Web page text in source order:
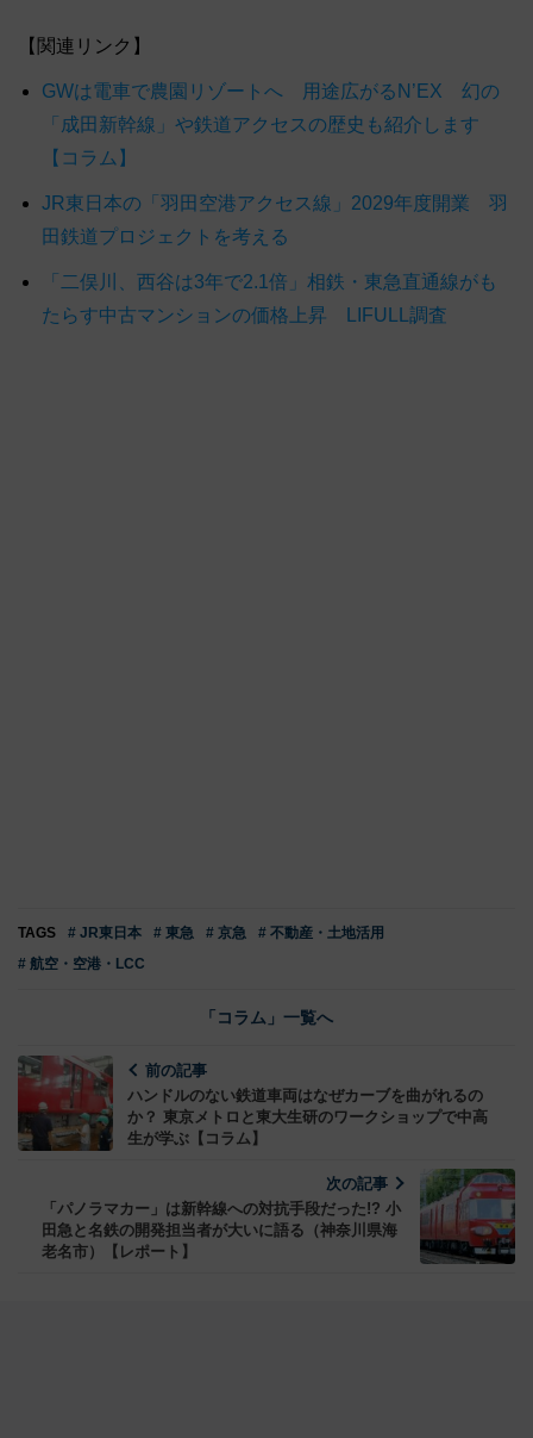
【関連リンク】
GWは電車で農園リゾートへ 用途広がるN’EX 幻の
「成田新幹線」や鉄道アクセスの歴史も紹介します
【コラム】
JR東日本の「羽田空港アクセス線」2029年度開業 羽
田鉄道プロジェクトを考える
「二俣川、西谷は3年で2.1倍」相鉄・東急直通線がも
たらす中古マンションの価格上昇 LIFULL調査
TAGS # JR東日本 # 東急 # 京急
# 不動産・土地活用
# 航空・空港・LCC
「コラム」一覧へ
前の記事
ハンドルのない鉄道車両はなぜカーブを曲がれるの
か？ 東京メトロと東大生研のワークショップで中高
生が学ぶ【コラム】
次の記事
「パノラマカー」は新幹線への対抗手段だった!? 小
田急と名鉄の開発担当者が大いに語る（神奈川県海
老名市）【レポート】